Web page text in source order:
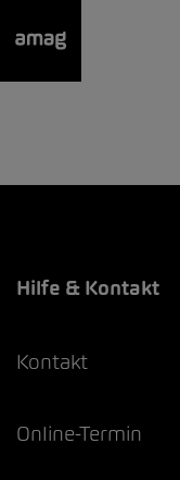
wurde als
Hilfe & Kontakt
Kontakt
Online-Termin